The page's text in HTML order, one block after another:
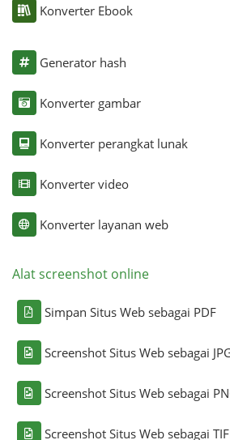
Konverter Ebook
Generator hash
Konverter gambar
Konverter perangkat lunak
Konverter video
Konverter layanan web
Alat screenshot online
Simpan Situs Web sebagai PDF
Screenshot Situs Web sebagai
Screenshot Situs Web sebagai
Screenshot Situs Web sebagai